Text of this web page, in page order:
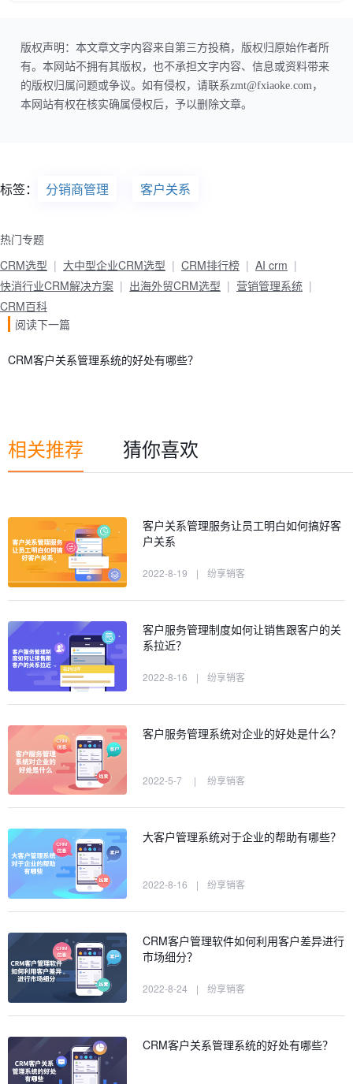
版权声明：本文章文字内容来自第三方投稿，版权归原始作者所
有。本网站不拥有其版权，也不承担文字内容、信息或资料带来
的版权归属问题或争议。如有侵权，请联系zmt@fxiaoke.com，
本网站有权在核实确属侵权后，予以删除文章。
标签： 分销商管理 客户关系
热门专题
CRM选型
大中型企业CRM选型 CRM排行榜
AI crm
快消行业CRM解决方案
出海外贸CRM选型
营销管理系统
CRM百科
阅读下一篇
CRM客户关系管理系统的好处有哪些？
相关推荐 猜你喜欢
客户关系管理服务让员工明白如何搞好客
户关系
2022-8-19 | 纷享销客
客户服务管理制度如何让销售跟客户的关
系拉近？
2022-8-16 | 纷享销客
客户服务管理系统对企业的好处是什么？
2022-5-7 | 纷享销客
大客户管理系统对于企业的帮助有哪些？
2022-8-16 | 纷享销客
CRM客户管理软件如何利用客户差异进行
市场细分？
2022-8-24 | 纷享销客
CRM客户关系管理系统的好处有哪些？